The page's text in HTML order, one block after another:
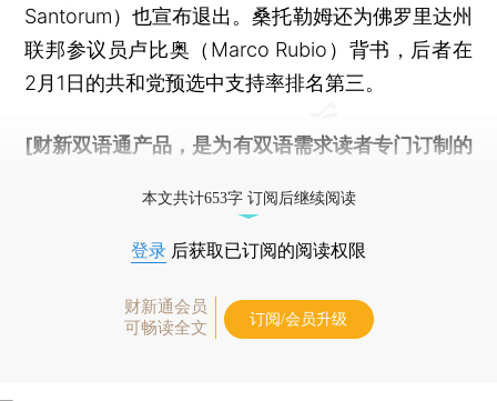
Santorum）也宣布退出。桑托勒姆还为佛罗里达州
联邦参议员卢比奥（Marco Rubio）背书，后者在
2月1日的共和党预选中支持率排名第三。
[财新双语通产品，是为有双语需求读者专门订制的
本文共计653字 订阅后继续阅读
登录 后获取已订阅的阅读权限
财新通会员
可畅读全文
订阅/会员升级